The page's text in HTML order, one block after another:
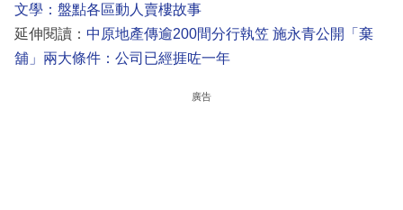
文學：盤點各區動人賣樓故事
延伸閱讀： 中原地產傳逾200間分行執笠 施永青公開「棄
舖」兩大條件：公司已經捱咗一年
廣告